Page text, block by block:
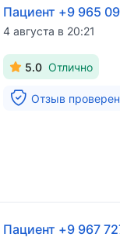
Пациент +9 965
4 августа в 20:21
5.0 Отлично
Отзыв проверен
Пациент +9 967